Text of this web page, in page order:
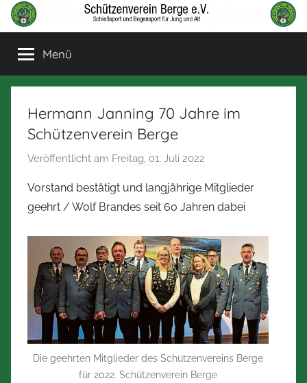
Zum
Inhalt
springenSchützenverein
Berge
und
Bogensport
für
Jung
Menü
Hermann Janning 70 Jahre im
Schützenverein Berge
Veröffentlicht am Freitag, 01. Juli 2022
n
N
r
b
e
r
t
Z
i
m
Vorstand bestätigt und langjährige Mitglieder
geehrt / Wolf Brandes seit 60 Jahren dabei
Die geehrten Mitglieder des Schützenvereins Berge
für 2022. Schützenverein Berge